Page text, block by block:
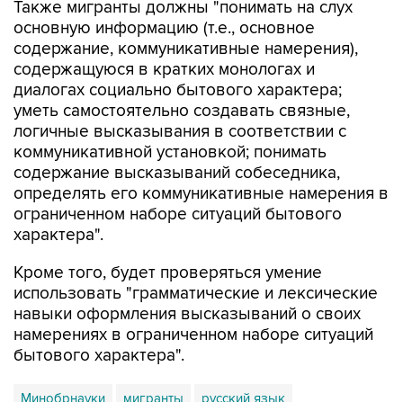
содержание, коммуникативные намерения),
содержащуюся в кратких монологах и
диалогах социально бытового характера;
уметь самостоятельно создавать связные,
логичные высказывания в соответствии с
коммуникативной установкой; понимать
содержание высказываний собеседника,
определять его коммуникативные намерения в
ограниченном наборе ситуаций бытового
характера".
Кроме того, будет проверяться умение
навыки оформления высказываний о своих
намерениях в ограниченном наборе ситуаций
бытового характера".
Минобрнауки мигранты